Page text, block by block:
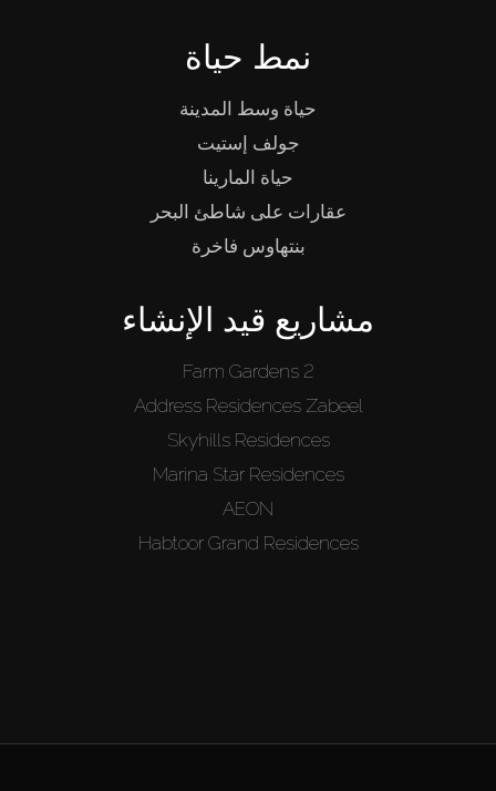
نمط حياة
حياة وسط المدينة
جولف إستيت
حياة المارينا
عقارات على شاطئ البحر
بنتهاوس فاخرة
مشاريع قيد الإنشاء
Farm Gardens 2
Address Residences Zabeel
Skyhills Residences
Marina Star Residences
AEON
Habtoor Grand Residences